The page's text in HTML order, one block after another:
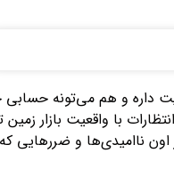
داره و هم می‌تونه
با واقعیت بازار
ناامیدی‌ها و ضررهایی که